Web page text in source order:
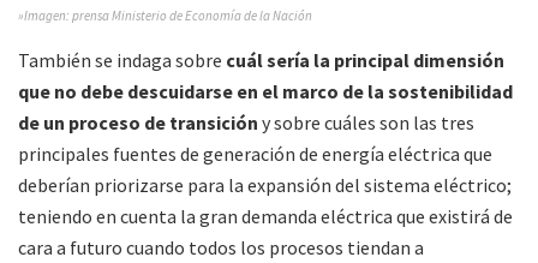
»Imagen: prensa Ministerio de Economía de la Nación
También se indaga sobre cuál sería la principal dimensión
que no debe descuidarse en el marco de la sostenibilidad
de un proceso de transición y sobre cuáles son las tres
principales fuentes de generación de energía eléctrica que
deberían priorizarse para la expansión del sistema eléctrico;
teniendo en cuenta la gran demanda eléctrica que existirá de
cara a futuro cuando todos los procesos tiendan a